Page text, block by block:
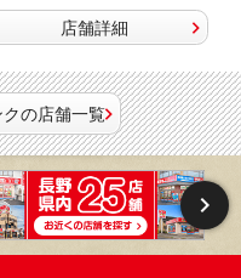
店舗詳細
の店舗一覧